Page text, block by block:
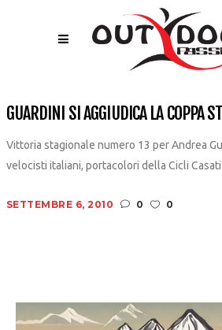
GUARDINI SI AGGIUDICA LA COPPA
Vittoria stagionale numero 13 per Andrea
velocisti italiani, portacolori della Cicli
SETTEMBRE 6, 2010 0 0